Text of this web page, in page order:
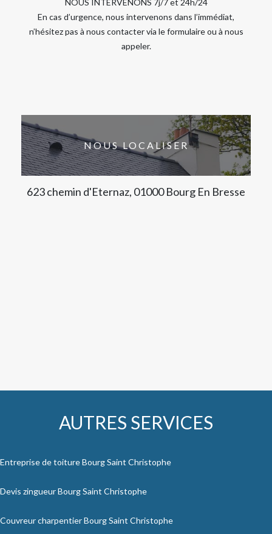
NOUS INTERVENONS 7j/7 et 24h/24
En cas d’urgence, nous intervenons dans l’immédiat,
n’hésitez pas à nous contacter via le formulaire ou à nous
appeler.
NOUS LOCALISER
623 chemin d'Eternaz, 01000 Bourg En Bresse
AUTRES SERVICES
Entreprise de toiture Bourg Saint Christophe
Devis zingueur Bourg Saint Christophe
Couvreur charpentier Bourg Saint Christophe